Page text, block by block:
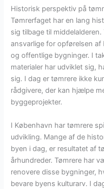
Historisk perspektiv på
Tømrerfaget har en lang
sig tilbage til
ansvarlige for opførelsen af
og offentlige bygninger. I
materialer har udviklet sig,
sig. I dag er tømrere ikke
rådgivere, der kan hjælpe
byggeprojekter.
I København har tømrere
udvikling. Mange af de
byen i dag, er resultatet af
århundreder. Tømrere har
renovere disse bygninger,
bevare byens kulturarv. I